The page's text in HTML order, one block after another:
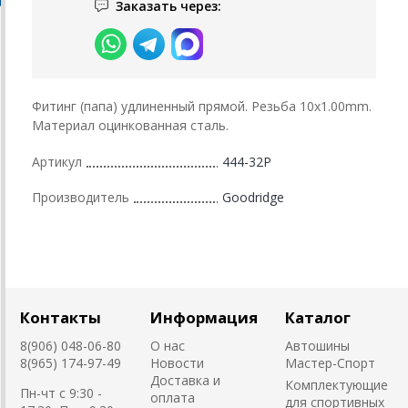
Заказать через:
Фитинг (папа) удлиненный прямой. Резьба 10х1.00mm.
Материал оцинкованная сталь.
Артикул 444-32P
Производитель Goodridge
Контакты
8(906) 048-06-80
8(965) 174-97-49
Пн-чт с 9:30 -
Информация
О нас
Новости
Доставка и
оплата
Каталог
Автошины
Мастер-Спорт
Комплектующие
для спортивных